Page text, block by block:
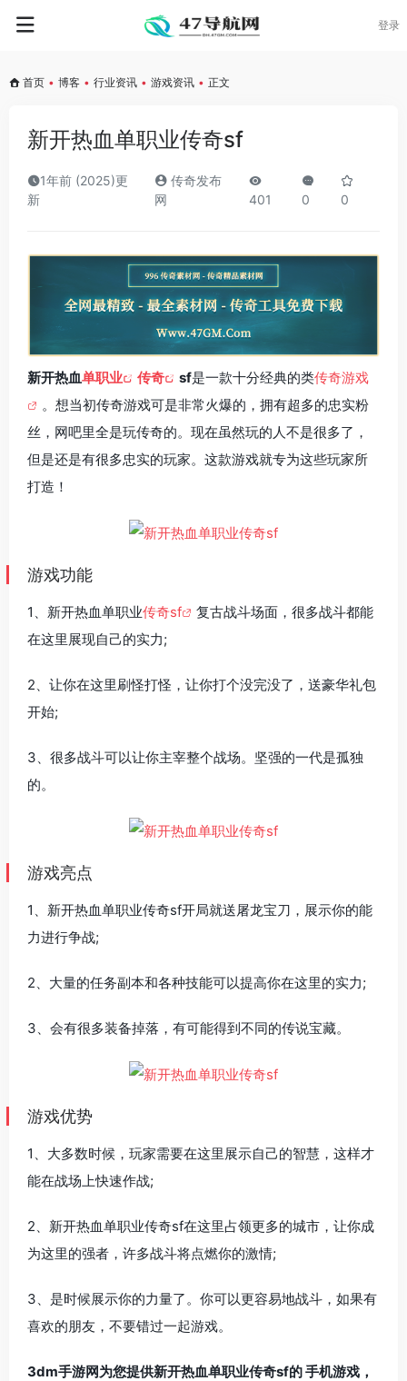
登录
首页 • 博客 • 行业资讯 • 游戏资讯 • 正文
新开热血单职业传奇sf
1年前 (2025)更
新
传奇发布
网
401 0 0
新开热血单职业 传奇 sf是一款十分经典的类传奇游戏
。想当初传奇游戏可是非常火爆的，拥有超多的忠实粉
丝，网吧里全是玩传奇的。现在虽然玩的人不是很多了，
但是还是有很多忠实的玩家。这款游戏就专为这些玩家所
打造！
游戏功能
1、新开热血单职业传奇sf
复古战斗场面，很多战斗都能
在这里展现自己的实力;
2、让你在这里刷怪打怪，让你打个没完没了，送豪华礼包
开始;
3、很多战斗可以让你主宰整个战场。坚强的一代是孤独
的。
游戏亮点
1、新开热血单职业传奇sf开局就送屠龙宝刀，展示你的能
力进行争战;
2、大量的任务副本和各种技能可以提高你在这里的实力;
3、会有很多装备掉落，有可能得到不同的传说宝藏。
游戏优势
1、大多数时候，玩家需要在这里展示自己的智慧，这样才
能在战场上快速作战;
2、新开热血单职业传奇sf在这里占领更多的城市，让你成
为这里的强者，许多战斗将点燃你的激情;
3、是时候展示你的力量了。你可以更容易地战斗，如果有
喜欢的朋友，不要错过一起游戏。
3dm手游网为您提供新开热血单职业传奇sf的 手机游戏，